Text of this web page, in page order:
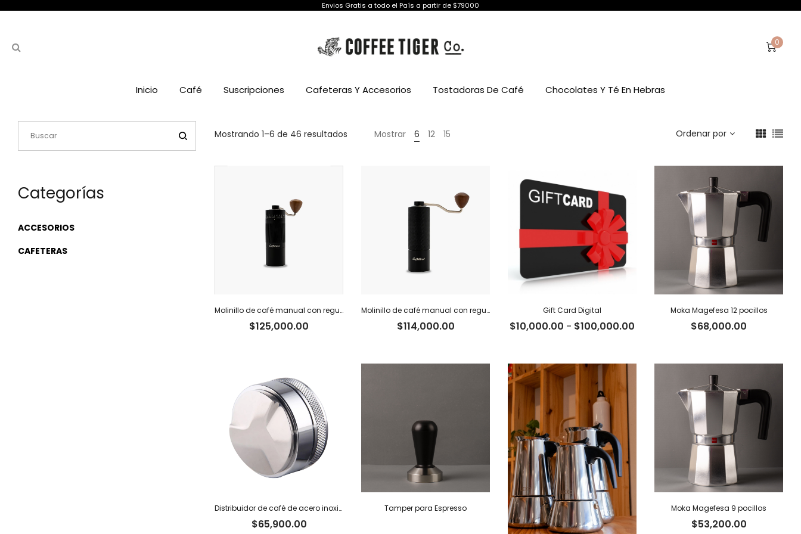
Envios Gratis a todo el País a partir de $79000
0
Inicio Café Suscripciones Cafeteras Y Accesorios Tostadoras De Café Chocolates Y Té En Hebras
Mostrando 1–6 de 46 resultados OrdenadoMostrar 6 12 15 Ordenar por
Molinillo de café manual con regulador externo Caffettino
$125,000.00
Molinillo de café manual con regulador interno Caffettino
$114,000.00
Gift Card Digital
$10,000.00 - $100,000.00
desde
$100,000.00
Moka Magefesa 12 pocillos
$68,000.00
Distribuidor de café de acero inoxidable
$65,900.00
Tamper para Espresso Moka Magefesa 9 pocillos
$53,200.00
Categorías
ACCESORIOS
CAFETERAS